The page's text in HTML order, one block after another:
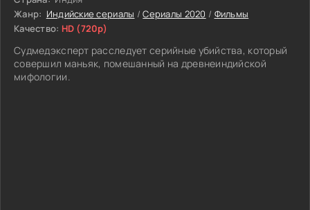
Жанр: Индийские сериалы /Сериалы 2020 / Фильмы
Качество: HD (720p)
Судмедэксперт расследует серийные убийства, который
совершил маньяк, помешанный на древнеиндийской
мифологии.